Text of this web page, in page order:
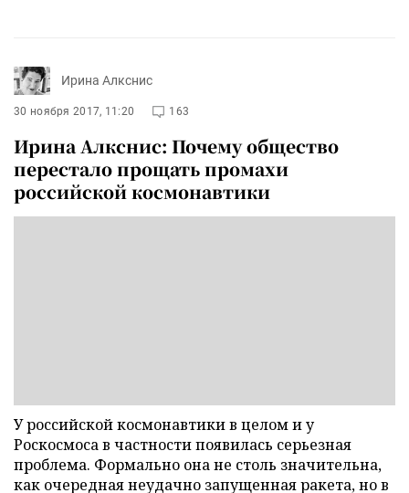
Ирина Алкснис
30 ноября 2017, 11:20 163
Ирина Алкснис: Почему общество
перестало прощать промахи
российской космонавтики
У российской космонавтики в целом и у
Роскосмоса в частности появилась серьезная
проблема. Формально она не столь значительна,
как очередная неудачно запущенная ракета, но в